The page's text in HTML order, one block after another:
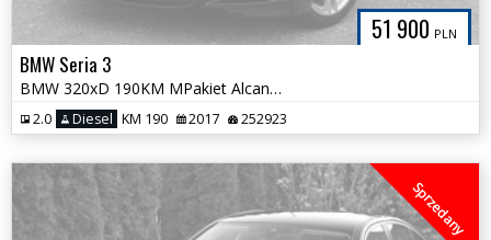
51 900 PLN
BMW Seria 3
BMW 320xD 190KM MPakiet Alcantara FULL LED Pełny Serwis ASO Śliczna
2.0 Diesel KM 190 2017 252923
Sprzedany